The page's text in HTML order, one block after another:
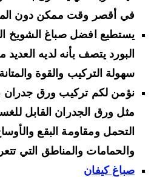
في أقصر وقت ممكن دون
يستطيع افضل صباغ الشويخ
البورد يتصف بأنه لديه العديد من
سهولة التركيب والقوة والمتانة.
نؤمن لكم تركيب ورق جدران
مثل ورق الجدران القابل
التحمل ومقاومة البقع
والحمامات والمناطق التي
صباغ كيفان